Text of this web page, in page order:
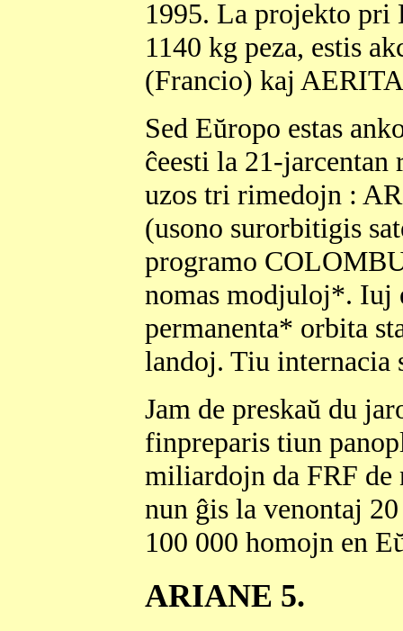
1995. La projekto pri
1140 kg peza, estis
(Francio) kaj
Sed Eŭropo estas
ĉeesti la 21-
uzos tri rimedojn :
(usono surorbitigis
programo
nomas modjuloj*. Iuj
permanenta* orbita
landoj. Tiu internacia
Jam de preskaŭ du
finpreparis tiun
miliardojn da FRF de
nun ĝis la venontaj
100 000 homojn en
ARIANE 5.